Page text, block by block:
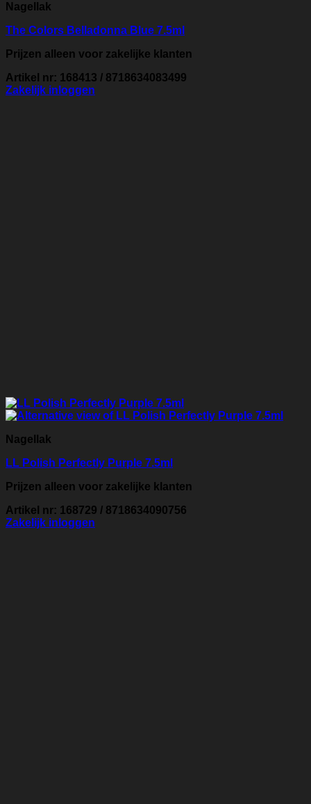
Nagellak
The Colors Belladonna Blue 7.5ml
Prijzen alleen voor zakelijke klanten
Artikel nr: 168413 / 8718634083499
Zakelijk inloggen
Nagellak
LL Polish Perfectly Purple 7.5ml
Prijzen alleen voor zakelijke klanten
Artikel nr: 168729 / 8718634090756
Zakelijk inloggen